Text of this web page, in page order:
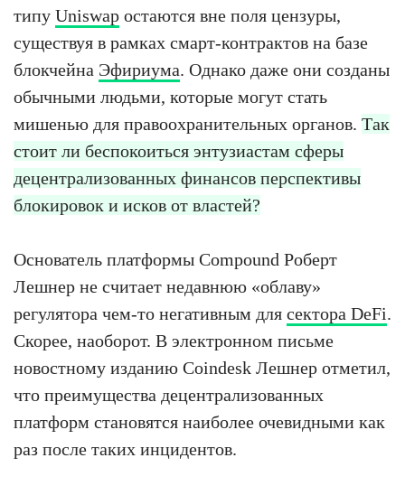
типу Uniswap остаются вне поля цензуры,
существуя в рамках смарт-контрактов на базе
блокчейна Эфириума. Однако даже они созданы
обычными людьми, которые могут стать
мишенью для правоохранительных органов. Так
стоит ли беспокоиться энтузиастам сферы
децентрализованных финансов перспективы
блокировок и исков от властей?
Основатель платформы Compound Роберт
Лешнер не считает недавнюю «облаву»
регулятора чем-то негативным для сектора DeFi.
Скорее, наоборот. В электронном письме
новостному изданию Coindesk Лешнер отметил,
что преимущества децентрализованных
платформ становятся наиболее очевидными как
раз после таких инцидентов.